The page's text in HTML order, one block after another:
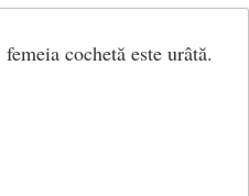
cochetă este urâtă.